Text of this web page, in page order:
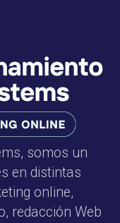
somos un
en distintas
online,
redacción Web